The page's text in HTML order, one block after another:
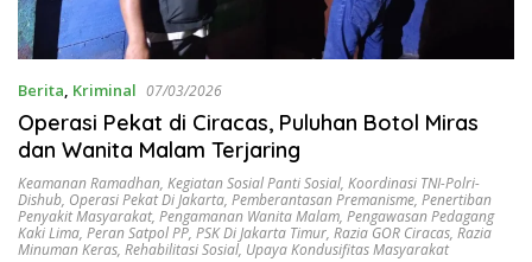
Berita, Kriminal 07/03/2026
Operasi Pekat di Ciracas, Puluhan Botol Miras
dan Wanita Malam Terjaring
Keamanan Ramadhan, Kegiatan Sosial Panti Sosial, Koordinasi TNI-Polri-
Dishub, Operasi Pekat Di Jakarta, Pemberantasan Premanisme, Penertiban
Penyakit Masyarakat, Pengamanan Wanita Malam, Pengawasan Pedagang
Kaki Lima, Peran Satpol PP, PSK Di Jakarta Timur, Razia GOR Ciracas, Razia
Minuman Keras, Rehabilitasi Sosial, Upaya Kondusifitas Masyarakat